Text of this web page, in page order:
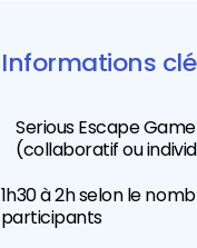
Informations
Serious Escape
(collaboratif ou
1h30 à 2h selon le
participants